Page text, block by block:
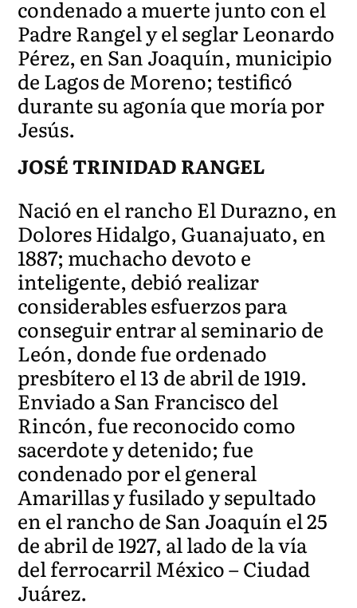
condenado a muerte junto con el
Padre Rangel y el seglar Leonardo
Pérez, en San Joaquín, municipio
de Lagos de Moreno; testificó
durante su agonía que moría por
Jesús.
JOSÉ TRINIDAD RANGEL
Nació en el rancho El Durazno, en
Dolores Hidalgo, Guanajuato, en
1887; muchacho devoto e
inteligente, debió realizar
considerables esfuerzos para
conseguir entrar al seminario de
León, donde fue ordenado
presbítero el 13 de abril de 1919.
Enviado a San Francisco del
Rincón, fue reconocido como
sacerdote y detenido; fue
condenado por el general
Amarillas y fusilado y sepultado
en el rancho de San Joaquín el 25
de abril de 1927, al lado de la vía
del ferrocarril México – Ciudad
Juárez.